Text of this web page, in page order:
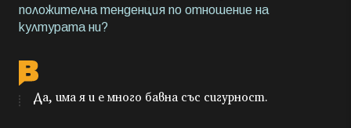
положителна тенденция по отношение на
културата ни?
Да, има я и е много бавна със сигурност.